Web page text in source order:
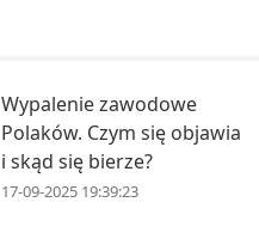
Wypalenie zawodowe
Polaków. Czym się objawia
i skąd się bierze?
17-09-2025 19:39:23